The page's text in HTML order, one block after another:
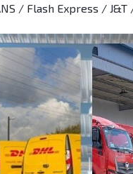
/ Flash Express /